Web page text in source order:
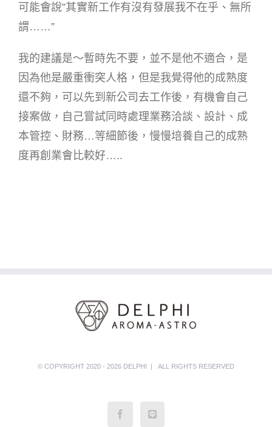
可能會說”其實新工作有沒有發展我不在乎、無所
謂……”
我的建議是～暫時先不要，並不是他不適合，是
因為他是嚴重衝突人格，但是我覺得他的成熟度
還不夠，可以先到新公司去工作後，有機會自己
接案做，自己嘗試同時處理業務洽談、設計、成
本管控、財務…等細節後，慢慢培養自己的成熟
度再創業會比較好…..
© COPYRIGHT 2020 - 2026 DELPHI | ALL RIGHTS RESERVED